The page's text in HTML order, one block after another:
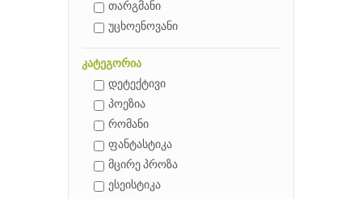
თარგმანი
უცხოენოვანი
კატეგორია
დეტექტივი
პოეზია
რომანი
ფანტასტიკა
მცირე პროზა
ესეისტიკა